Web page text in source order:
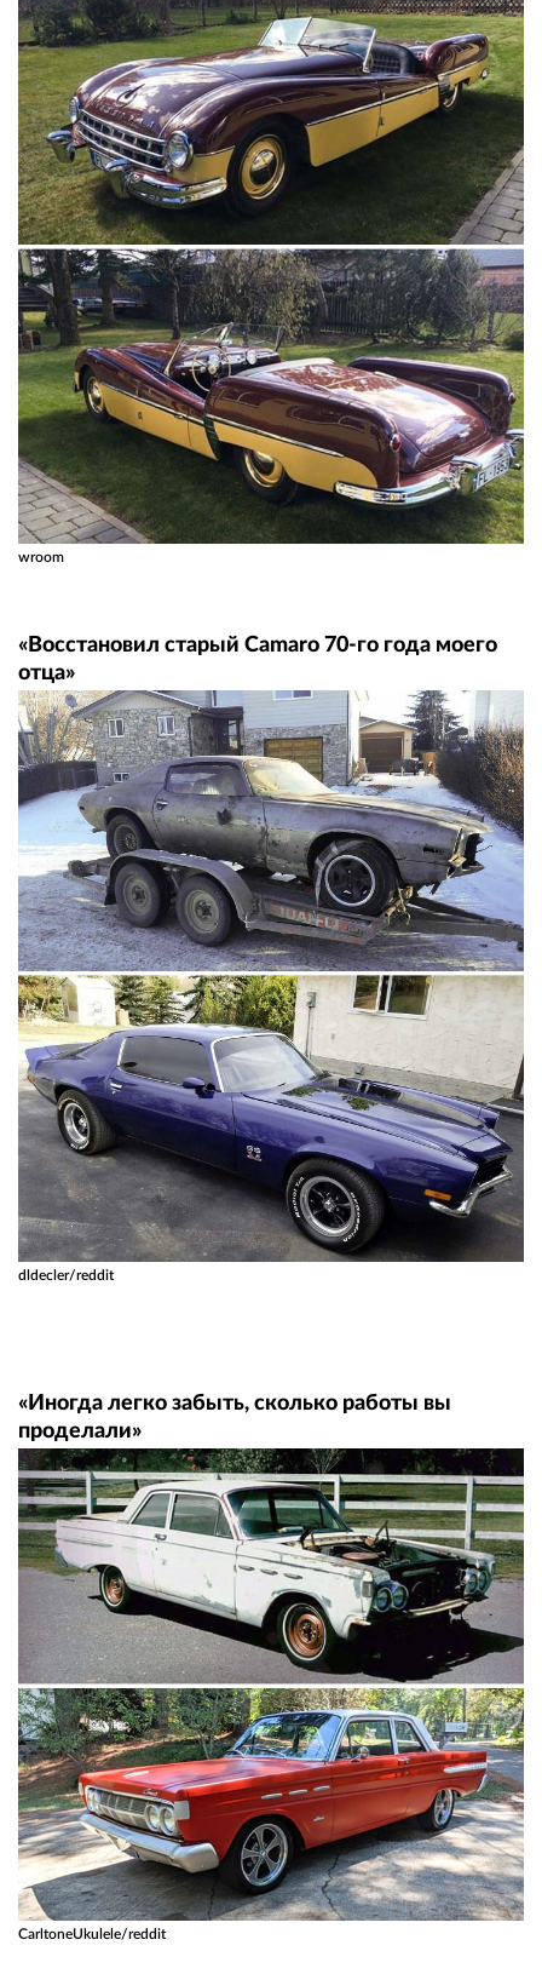
wroom
«Восстановил старый Camaro 70-го года моего
отца»
dldecler/reddit
«Иногда легко забыть, сколько работы вы
проделали»
CarltoneUkulele/reddit